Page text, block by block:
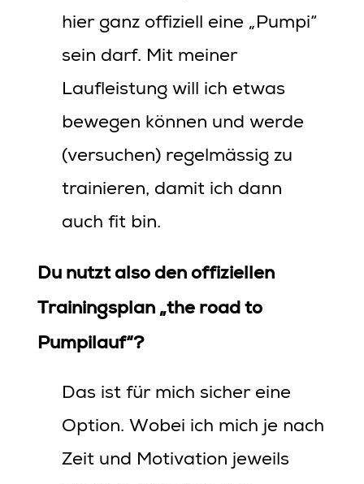
hier ganz offiziell eine „Pumpi“
sein darf. Mit meiner
Laufleistung will ich etwas
bewegen können und werde
(versuchen) regelmässig zu
trainieren, damit ich dann
auch fit bin.
Du nutzt also den offiziellen
Trainingsplan „the road to
Pumpilauf“?
Das ist für mich sicher eine
Option. Wobei ich mich je nach
Zeit und Motivation jeweils